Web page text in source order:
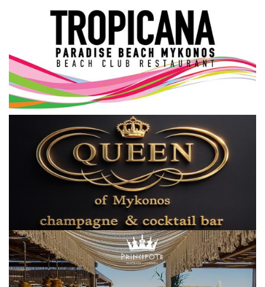
Cost Of Living Crisis
Opinion + Analysis
L’Art des Sens
All News
Local Elections 2023
Γλώσσα
Ελληνικά English